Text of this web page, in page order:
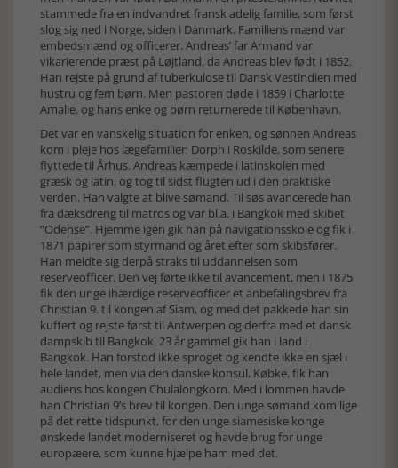
stammede fra en indvandret fransk adelig familie, som først
slog sig ned i Norge, siden i Danmark. Familiens mænd var
embedsmænd og officerer. Andreas’ far Armand var
vikarierende præst på Løjtland, da Andreas blev født i 1852.
Han rejste på grund af tuberkulose til Dansk Vestindien med
hustru og fem børn. Men pastoren døde i 1859 i Charlotte
Amalie, og hans enke og børn returnerede til København.
Det var en vanskelig situation for enken, og sønnen Andreas
kom i pleje hos lægefamilien Dorph i Roskilde, som senere
flyttede til Århus. Andreas kæmpede i latinskolen med
græsk og latin, og tog til sidst flugten ud i den praktiske
verden. Han valgte at blive sømand. Til søs avancerede han
fra dæksdreng til matros og var bl.a. i Bangkok med skibet
”Odense”. Hjemme igen gik han på navigationsskole og fik i
1871 papirer som styrmand og året efter som skibsfører.
Han meldte sig derpå straks til uddannelsen som
reserveofficer. Den vej førte ikke til avancement, men i 1875
fik den unge ihærdige reserveofficer et anbefalingsbrev fra
Christian 9. til kongen af Siam, og med det pakkede han sin
kuffert og rejste først til Antwerpen og derfra med et dansk
dampskib til Bangkok. 23 år gammel gik han i land i
Bangkok. Han forstod ikke sproget og kendte ikke en sjæl i
hele landet, men via den danske konsul, Købke, fik han
audiens hos kongen Chulalongkorn. Med i lommen havde
han Christian 9’s brev til kongen. Den unge sømand kom lige
på det rette tidspunkt, for den unge siamesiske konge
ønskede landet moderniseret og havde brug for unge
europæere, som kunne hjælpe ham med det.